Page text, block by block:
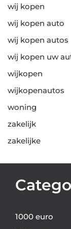
wij kopen
wij kopen auto
wij kopen autos
wij kopen uw
wijkopen
wijkopenautos
woning
zakelijk
zakelijke
1000 euro